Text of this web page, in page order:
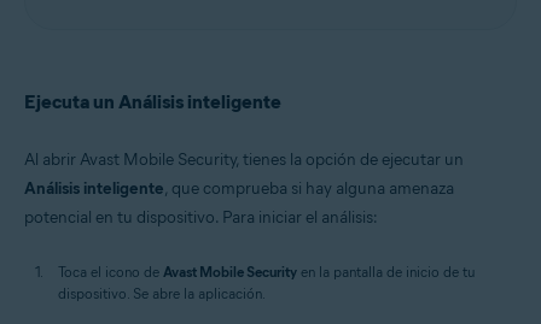
Ejecuta un Análisis inteligente
Al abrir Avast Mobile Security, tienes la opción de ejecutar un
Análisis inteligente, que comprueba si hay alguna amenaza
potencial en tu dispositivo. Para iniciar el análisis:
Toca el icono de Avast Mobile Security en la pantalla de inicio de tu
dispositivo. Se abre la aplicación.